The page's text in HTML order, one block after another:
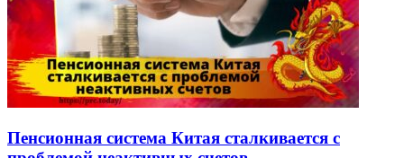
Пенсионная система Китая сталкивается с